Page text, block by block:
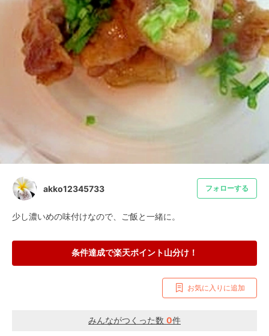
akko12345733 フォローする
少し濃いめの味付けなので、ご飯と一緒に。
条件達成で楽天ポイント山分け！
お気に入りに追加
みんながつくった数 0件